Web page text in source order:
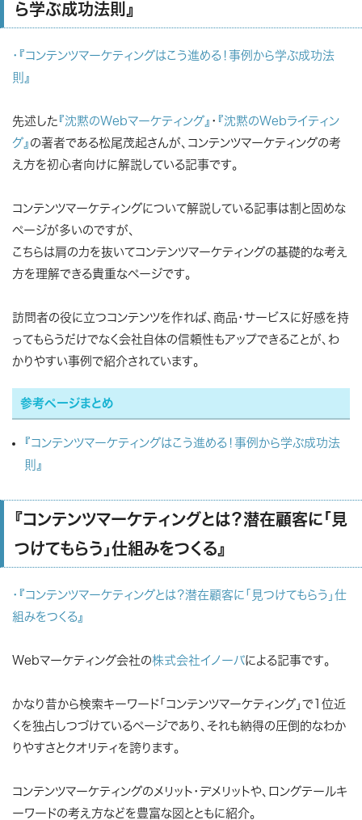
ら学ぶ成功法則』
・『コンテンツマーケティングはこう進める！事例から学ぶ成功法
則』
先述した 『沈黙のWebマーケティング』 ・ 『沈黙のWebライティン
グ』 の著者である松尾茂起さんが、コンテンツマーケティングの考
え方を初心者向けに解説している記事です。
コンテンツマーケティングについて解説している記事は割と固めな
ページが多いのですが、
こちらは肩の力を抜いてコンテンツマーケティングの基礎的な考え
方を理解できる貴重なページです。
訪問者の役に立つコンテンツを作れば、商品・サービスに好感を持
ってもらうだけでなく会社自体の信頼性もアップできることが、わ
かりやすい事例で紹介されています。
参考ページまとめ
『コンテンツマーケティングはこう進める！事例から学ぶ成功法
則』
『コンテンツマーケティングとは？潜在顧客に「見
つけてもらう」仕組みをつくる』
・『コンテンツマーケティングとは？潜在顧客に「見つけてもらう」仕
組みをつくる』
Webマーケティング会社の株式会社イノーバによる記事です。
かなり昔から検索キーワード「コンテンツマーケティング」で1位近
くを独占しつづけているページであり、それも納得の圧倒的なわか
りやすさとクオリティを誇ります。
コンテンツマーケティングのメリット・デメリットや、ロングテールキ
ーワードの考え方などを豊富な図とともに紹介。